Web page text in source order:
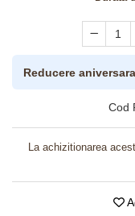
Reducere aniversara
Cod
La achizitionarea